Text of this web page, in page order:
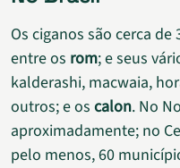
Os ciganos são cerca
entre os rom; e seus
kalderashi, macwaia,
outros; e os calon. No
aproximadamente; no
pelo menos, 60